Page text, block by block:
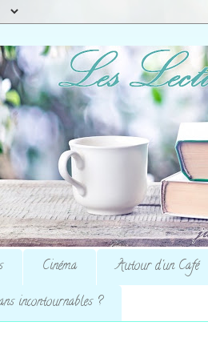
Cinéma Autour d'un Café
incontournables ?